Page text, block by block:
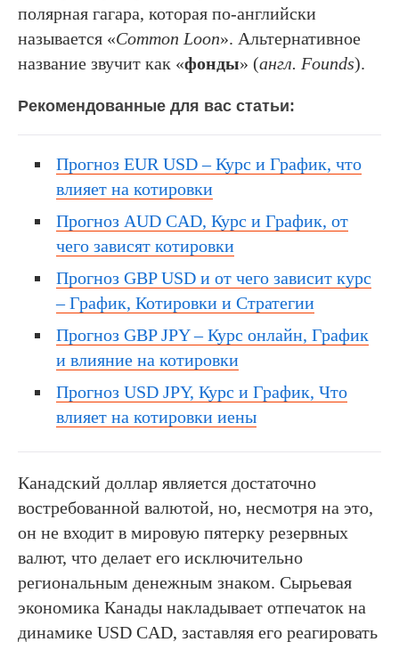
полярная гагара, которая по-английски
называется «Common Loon». Альтернативное
название звучит как «фонды» (англ. Founds).
Рекомендованные для вас статьи:
Прогноз EUR USD – Курс и График, что
влияет на котировки
Прогноз AUD CAD, Курс и График, от
чего зависят котировки
Прогноз GBP USD и от чего зависит курс
– График, Котировки и Стратегии
Прогноз GBP JPY – Курс онлайн, График
и влияние на котировки
Прогноз USD JPY, Курс и График, Что
влияет на котировки иены
Канадский доллар является достаточно
востребованной валютой, но, несмотря на это,
он не входит в мировую пятерку резервных
валют, что делает его исключительно
региональным денежным знаком. Сырьевая
экономика Канады накладывает отпечаток на
динамике USD CAD, заставляя его реагировать